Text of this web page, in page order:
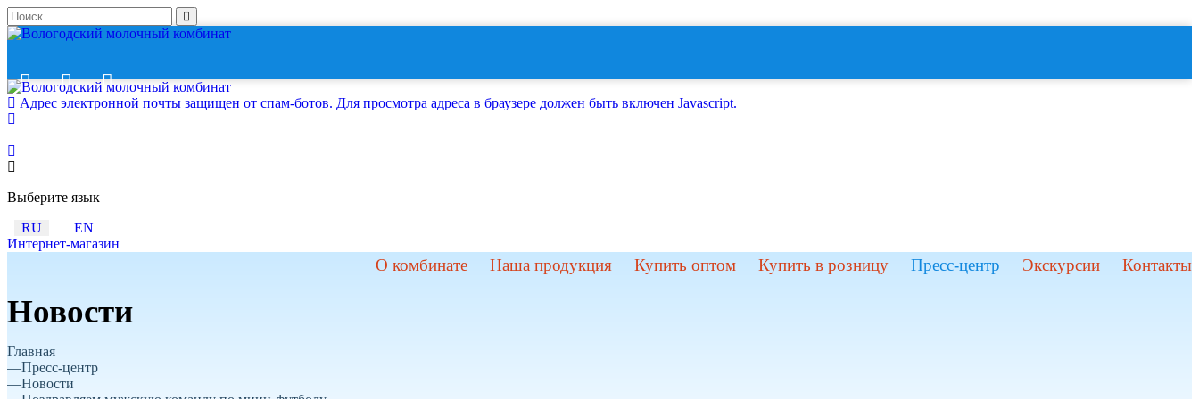
Адрес электронной почты защищен от спам-ботов. Для просмотра адреса в браузере должен быть включен Javascript.
Выберите язык
RU
EN
Интернет-магазин
О комбинате Наша продукция Купить оптом Купить в розницу Пресс-центр Экскурсии Контакты
Новости
Главная
Пресс-центр
Новости